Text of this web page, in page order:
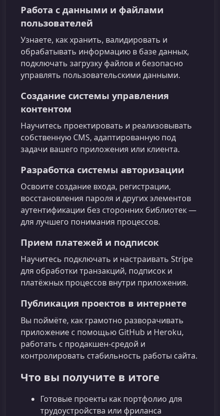
Работа с данными и файлами
пользователей
Узнаете, как хранить, валидировать и
обрабатывать информацию в базе данных,
подключать загрузку файлов и безопасно
управлять пользовательскими данными.
Создание системы управления
контентом
Научитесь проектировать и реализовывать
собственную CMS, адаптированную под
задачи вашего приложения или клиента.
Разработка системы авторизации
Освоите создание входа, регистрации,
восстановления пароля и других элементов
аутентификации без сторонних библиотек —
для лучшего понимания процессов.
Прием платежей и подписок
Научитесь подключать и настраивать Stripe
для обработки транзакций, подписок и
платёжных процессов внутри приложения.
Публикация проектов в интернете
Вы поймёте, как грамотно разворачивать
приложение с помощью GitHub и Heroku,
работать с продакшен‑средой и
контролировать стабильность работы сайта.
Что вы получите в итоге
Готовые проекты как портфолио для
трудоустройства или фриланса